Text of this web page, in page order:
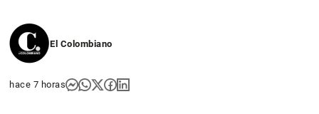
El Colombiano
hace 7 horas